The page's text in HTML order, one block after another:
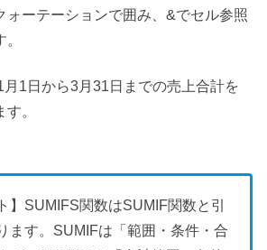
ォーテーションで囲み、&でセル参照
1日から3月31日までの売上合計を
。
】SUMIFS関数はSUMIF関数と引
ます。SUMIFは「範囲・条件・合